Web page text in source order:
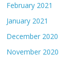
February 2021
January 2021
December 2020
November 2020